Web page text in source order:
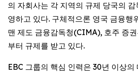
의 자회사는 각 지역의 규제 당국의
영하고 있다. 구체적으론 영국 금융행
맨 제도 금융감독청(CIMA), 호주 증
부터 규제를 받고 있다.
EBC 그룹의 핵심 인력은 30년 이상의